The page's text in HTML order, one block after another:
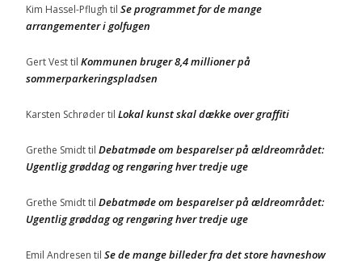
Kim Hassel-Pflugh til Se programmet for de mange
arrangementer i golfugen
Gert Vesttil Kommunen bruger 8,4 millioner på
sommerparkeringspladsen
Karsten Schrødertil Lokal kunst skal dække over graffiti
Grethe Smidttil Debatmøde om besparelser på ældreområdet:
Ugentlig grøddag og rengøring hver tredje uge
Grethe Smidttil Debatmøde om besparelser på ældreområdet:
Ugentlig grøddag og rengøring hver tredje uge
Emil Andresen til Se de mange billeder fra det store havneshow